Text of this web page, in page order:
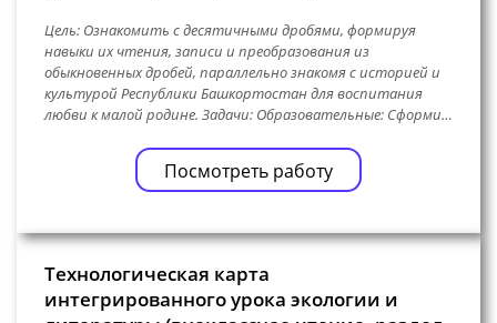
Цель: Ознакомить с десятичными дробями, формируя
навыки их чтения, записи и преобразования из
обыкновенных дробей, параллельно знакомя с историей и
культурой Республики Башкортостан для воспитания
любви к малой родине. Задачи: Образовательные: Сформи…
Посмотреть работу
Технологическая карта
интегрированного урока экологии и